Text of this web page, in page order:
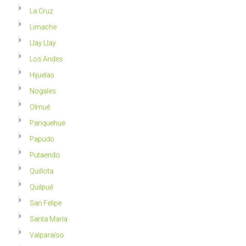
La Cruz
Limache
Llay Llay
Los Andes
Hijuelas
Nogales
Olmué
Panquehue
Papudo
Putaendo
Quillota
Quilpué
San Felipe
Santa María
Valparaíso